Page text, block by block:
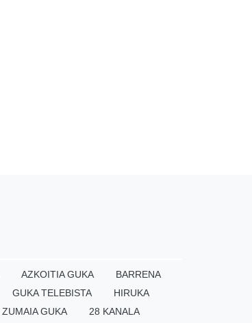
AZKOITIA GUKA
BARRENA
GUKA TELEBISTA
HIRUKA
ZUMAIA GUKA 28 KANALA